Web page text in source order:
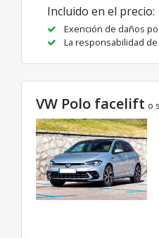
Incluido en el precio:
Exención de daños
La responsabilidad de
VW Polo facelift o